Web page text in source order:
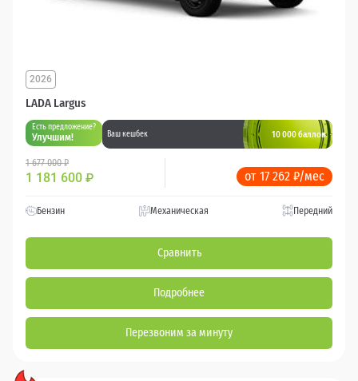
LADA Largus
2026
Есть предложение?
Улучшим! Ваш кешбек 10 000 баллов
1 677 000 ₽
1 181 600 ₽ от 17 262 ₽/мес
Бензин Механическая Передний
Сравнить
Подробнее
Перезвоним за минуту